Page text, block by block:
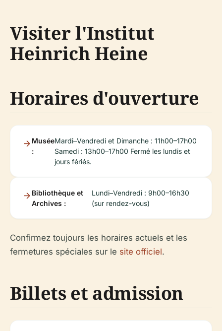
Visiter l'Institut
Heinrich Heine
Horaires d'ouverture
Musée
:
Mardi–Vendredi et Dimanche : 11h00–17h00
Samedi : 13h00–17h00 Fermé les lundis et
jours fériés.
Bibliothèque et
Archives :
Lundi–Vendredi : 9h00–16h30
(sur rendez-vous)
Confirmez toujours les horaires actuels et les
fermetures spéciales sur le site officiel.
Billets et admission